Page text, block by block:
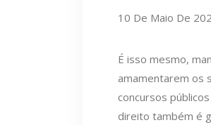
10 De Maio De
É isso mesmo,
amamentarem os
concursos
direito também é